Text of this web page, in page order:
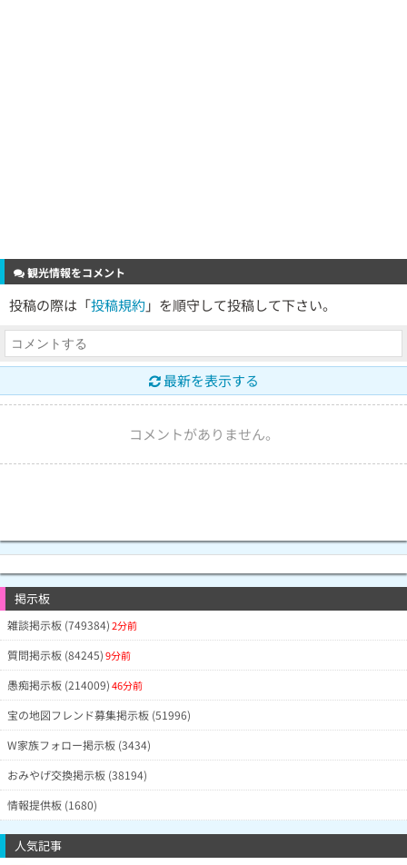
観光情報をコメント
投稿の際は「投稿規約 」を順守して投稿して下さい。
最新を表示する
コメントがありません。
掲示板
雑談掲示板 (749384)2分前
質問掲示板 (84245)9分前
愚痴掲示板 (214009)46分前
宝の地図フレンド募集掲示板 (51996)
W家族フォロー掲示板 (3434)
おみやげ交換掲示板 (38194)
情報提供板 (1680)
人気記事